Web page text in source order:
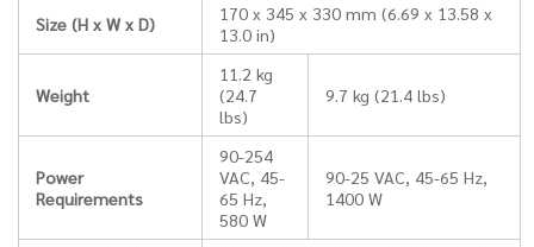
Size (H x W x D)
170 x 345 x 330 mm (6.69 x 13.58 x
13.0 in)
Weight
11.2 kg
(24.7
lbs)
9.7 kg (21.4 lbs)
Power
Requirements
90-254
VAC, 45-
65 Hz,
580 W
90-25 VAC, 45-65 Hz,
1400 W